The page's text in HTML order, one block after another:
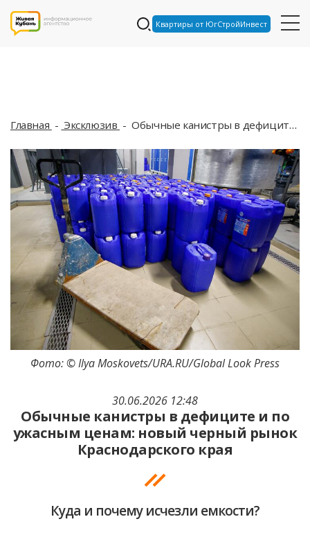
Квартиры от ЮгСтройИнвест
Главная Эксклюзив Обычные канистры в дефиците и по ужасным ценам: новый черный рынок Краснодарского края
30.06.2026 12:48
Обычные канистры в дефиците и по
ужасным ценам: новый черный рынок
Краснодарского края
Куда и почему исчезли емкости?
Фото: © Ilya Moskovets/URA.RU/Global Look Press